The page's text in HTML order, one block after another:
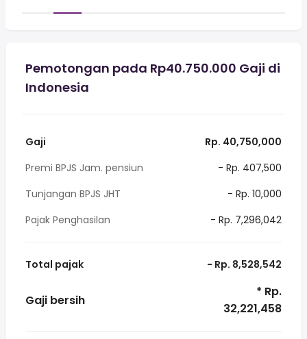
Pemotongan pada Rp40.750.000 Gaji di
Indonesia
Gaji
Rp. 40,750,000
Premi BPJS Jam. pensiun
- Rp. 407,500
Tunjangan BPJS JHT
- Rp. 10,000
Pajak Penghasilan
- Rp. 7,296,042
Total pajak - Rp. 8,528,542
Gaji bersih
* Rp.
32,221,458